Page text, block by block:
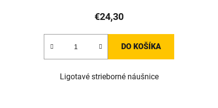
€24,30
DO KOŠÍKA
Ligotavé strieborné náušnice